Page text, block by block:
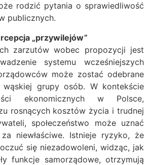
rodzić pytania o sprawiedliwość
publicznych.
„przywilejów”
zarzutów wobec propozycji jest
systemu wcześniejszych
może zostać odebrane
grupy osób. W kontekście
ekonomicznych w Polsce,
rosnących kosztów życia i trudnej
społeczeństwo może uznać
niewłaściwe. Istnieje ryzyko, że
się niezadowoleni, widząc, jak
funkcje samorządowe, otrzymują